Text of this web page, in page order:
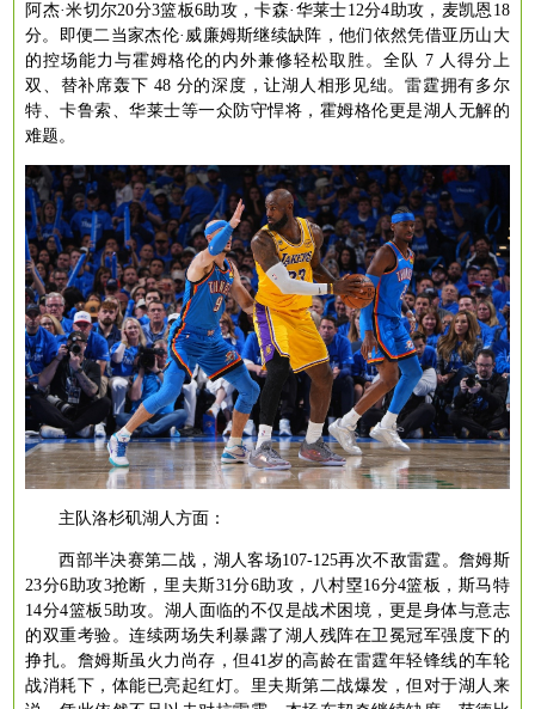
阿杰·米切尔20分3篮板6助攻，卡森·华莱士12分4助攻，麦凯恩18
分。即便二当家杰伦·威廉姆斯继续缺阵，他们依然凭借亚历山大
的控场能力与霍姆格伦的内外兼修轻松取胜。全队 7 人得分上
双、替补席轰下 48 分的深度，让湖人相形见绌。雷霆拥有多尔
特、卡鲁索、华莱士等一众防守悍将，霍姆格伦更是湖人无解的
难题。
主队洛杉矶湖人方面：
西部半决赛第二战，湖人客场107-125再次不敌雷霆。詹姆斯
23分6助攻3抢断，里夫斯31分6助攻，八村塁16分4篮板，斯马特
14分4篮板5助攻。湖人面临的不仅是战术困境，更是身体与意志
的双重考验。连续两场失利暴露了湖人残阵在卫冕冠军强度下的
挣扎。詹姆斯虽火力尚存，但41岁的高龄在雷霆年轻锋线的车轮
战消耗下，体能已亮起红灯。里夫斯第二战爆发，但对于湖人来